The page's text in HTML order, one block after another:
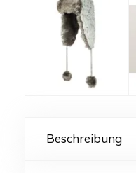
Beschreibung